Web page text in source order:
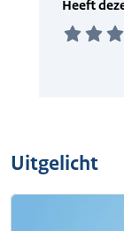
Uitgelicht